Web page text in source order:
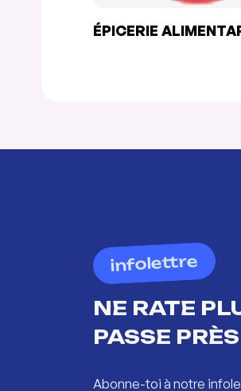
ÉPICERIE
infolettre
NE RATE
PASSE
Abonne-toi à notre